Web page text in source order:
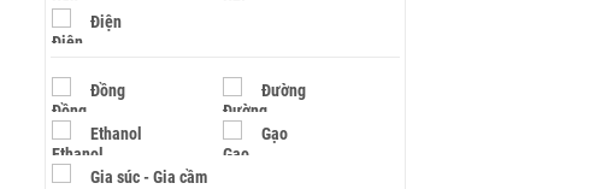
Điện
Đồng Đường
Ethanol Gạo
Gia súc - Gia cầm